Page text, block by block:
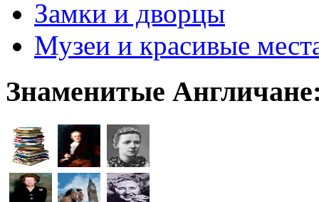
Замки и дворцы
Музеи и красивые
Знаменитые